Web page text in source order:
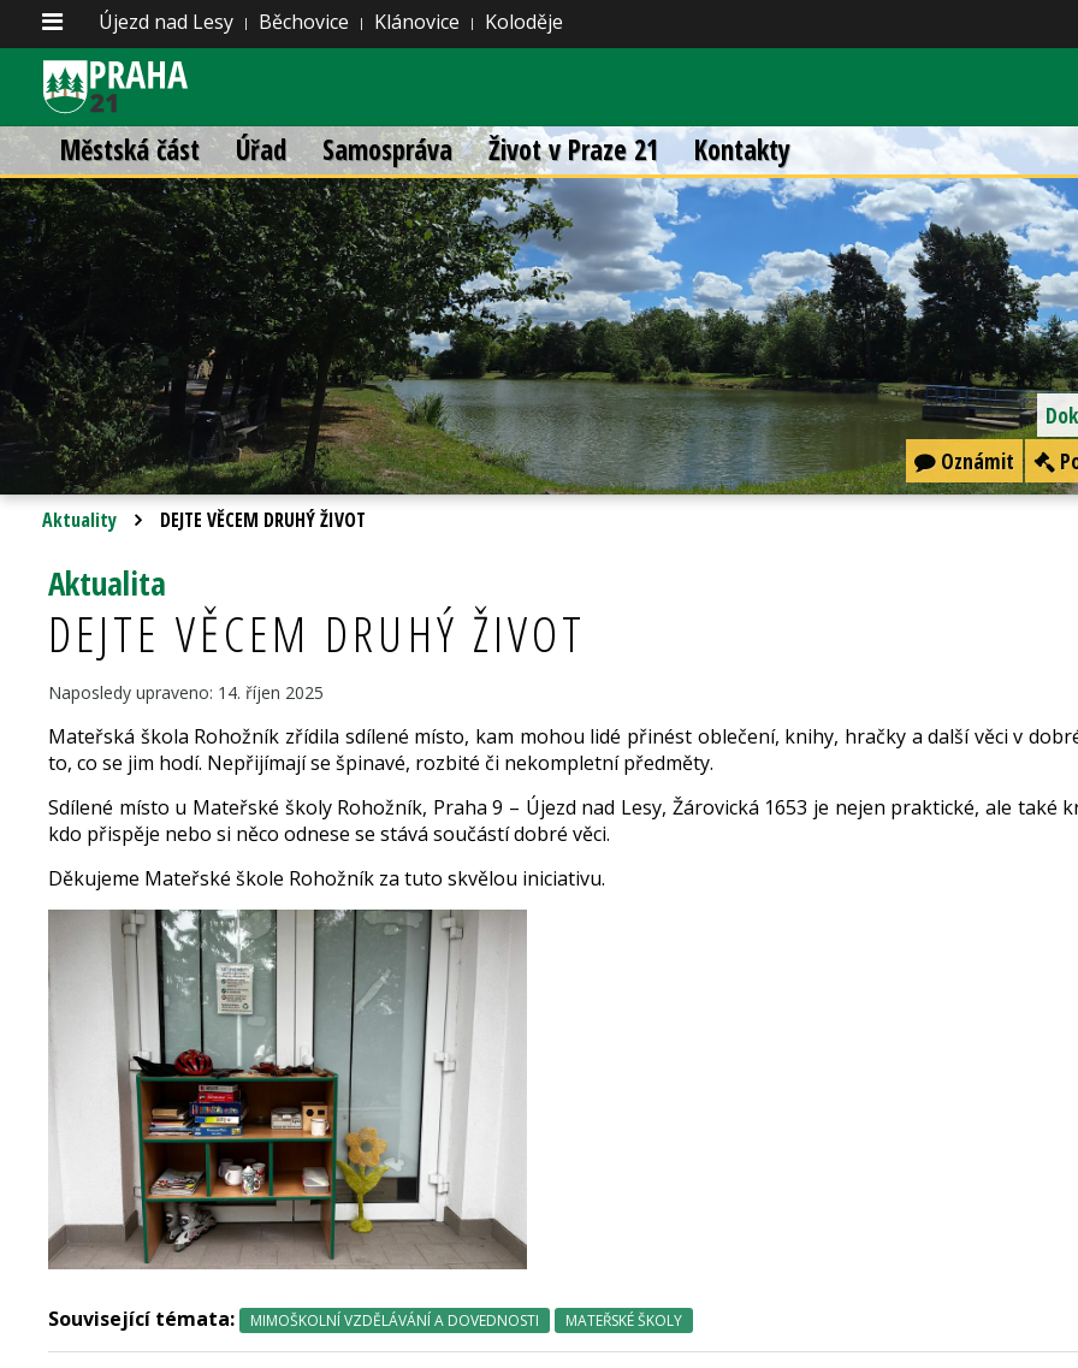
Újezd nad Lesy Běchovice Klánovice Koloděje
Městská část Úřad Samospráva Život v Praze 21 Kontakty
Oznámit
Aktuality DEJTE VĚCEM DRUHÝ ŽIVOT
Aktualita
DEJTE VĚCEM DRUHÝ ŽIVOT
Naposledy upraveno: 14. říjen 2025
Mateřská škola Rohožník zřídila sdílené místo, kam mohou lidé přinést oblečení, knihy, hračky a další věci v
to, co se jim hodí. Nepřijímají se špinavé, rozbité či nekompletní předměty.
Sdílené místo u Mateřské školy Rohožník, Praha 9 – Újezd nad Lesy, Žárovická 1653 je nejen praktické, ale
kdo přispěje nebo si něco odnese se stává součástí dobré věci.
Děkujeme Mateřské škole Rohožník za tuto skvělou iniciativu.
Související témata: MIMOŠKOLNÍ VZDĚLÁVÁNÍ A DOVEDNOSTI MATEŘSKÉ ŠKOLY